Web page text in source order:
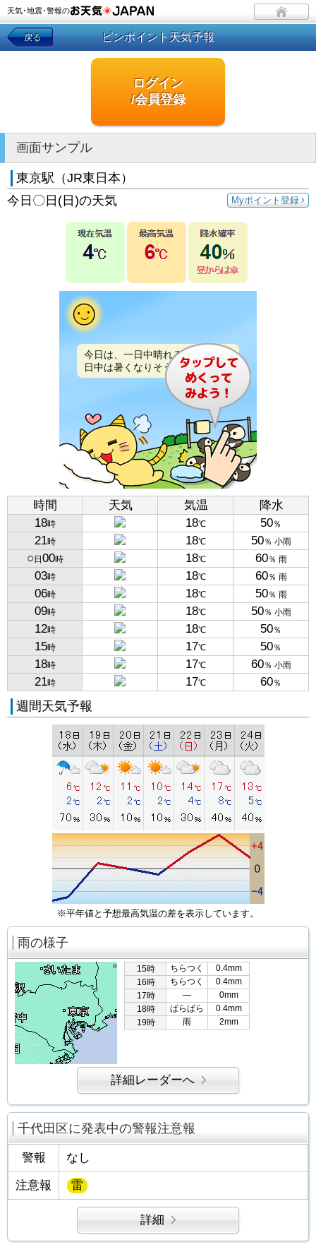
天気･地震･警報の
戻る ピンポイント天気予報
ログイン
/会員登録
画面サンプル
東京駅（JR東日本）
Myポイント登録
今日〇日(日)の天気
今日は、一日中晴れるでしょう。
日中は暑くなりそうです。
時間 天気 気温
降水
18時 18℃ 50％
21時 18℃ 50％ 小雨
○ 日 00時 18℃ 60％ 雨
03時 18℃ 60％ 雨
06時 18℃ 50％ 雨
09時 18℃ 50％ 小雨
12時 18℃ 50％
15時 17℃ 50％
18時 17℃ 60％ 小雨
21時 17℃ 60％
週間天気予報
※平年値と予想最高気温の差を表示しています。
雨の様子
15時 ちらつく
0.4mm
16時
ちらつく
0.4mm
17時
―
0mm
18時
ぱらぱら
0.4mm
19時
雨 2mm
詳細レーダーへ
千代田区に発表中の警報注意報
警報 なし
注意報 雷
詳細